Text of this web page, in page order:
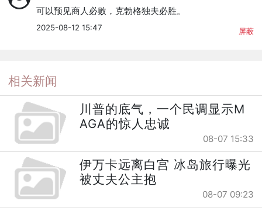
可以预见商人必败，克勃格独夫必胜。
2025-08-12 15:47 屏蔽
相关新闻
川普的底气，一个民调显示M
AGA的惊人忠诚
08-07 15:33
伊万卡远离白宫 冰岛旅行曝光
被丈夫公主抱
08-07 09:23